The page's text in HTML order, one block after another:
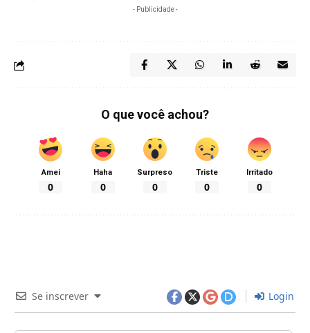
- Publicidade -
O que você achou?
Amei
0
Haha
0
Surpreso
0
Triste
0
Irritado
0
Se inscrever Login